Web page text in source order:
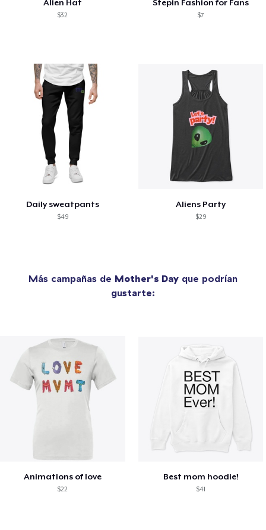
Alien Hat
$32
Stepin Fashion for Fans
$7
Daily sweatpants
$49
Aliens Party
$29
Más campañas de Mother's Day que podrían
gustarte:
Animations of love
$22
Best mom hoodie!
$41